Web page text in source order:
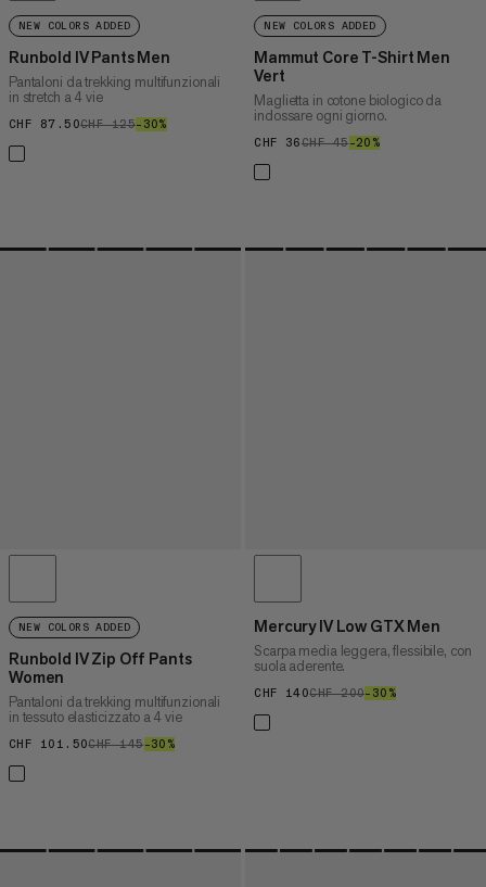
NEW COLORS ADDED
Runbold IV Pants Men
Pantaloni da trekking multifunzionali
in stretch a 4 vie
CHF 87.50CHF 87.50
CHF 125CHF 125
–30%
NEW COLORS ADDED
Mammut Core T-Shirt Men
Vert
Maglietta in cotone biologico da
indossare ogni giorno.
CHF 36CHF 36
CHF 45CHF 45
–20%
NEW COLORS ADDED
Runbold IV Zip Off Pants
Women
Pantaloni da trekking multifunzionali
in tessuto elasticizzato a 4 vie
CHF 101.50CHF 101.50
CHF 145CHF 145
–30%
Mercury IV Low GTX Men
Scarpa media leggera, flessibile, con
suola aderente.
CHF 140CHF 140
CHF 200CHF 200
–30%